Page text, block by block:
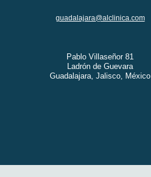
guadalajara@alclinica.com
Pablo Villaseñor 81
Ladrón de Guevara
Guadalajara, Jalisco, México